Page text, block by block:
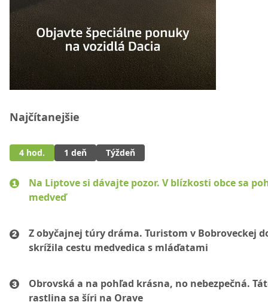
Najčítanejšie
4 hod. 1 deň Týždeň
Na Liptove si dávajte pozor. V blízkosti obce sa
medveď
Z obyčajnej túry dráma. Turistom v Bobroveckej
skrížila cestu medvedica s mláďatami
Obrovská a na pohľad krásna, no nebezpečná.
rastlina sa šíri na Orave